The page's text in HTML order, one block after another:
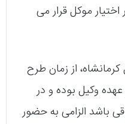
موکل قرار می
از زمان طرح
عهده وکیل بوده و در
باشد الزامی به حضور